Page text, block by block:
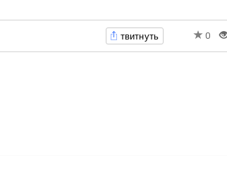
твитнуть 0